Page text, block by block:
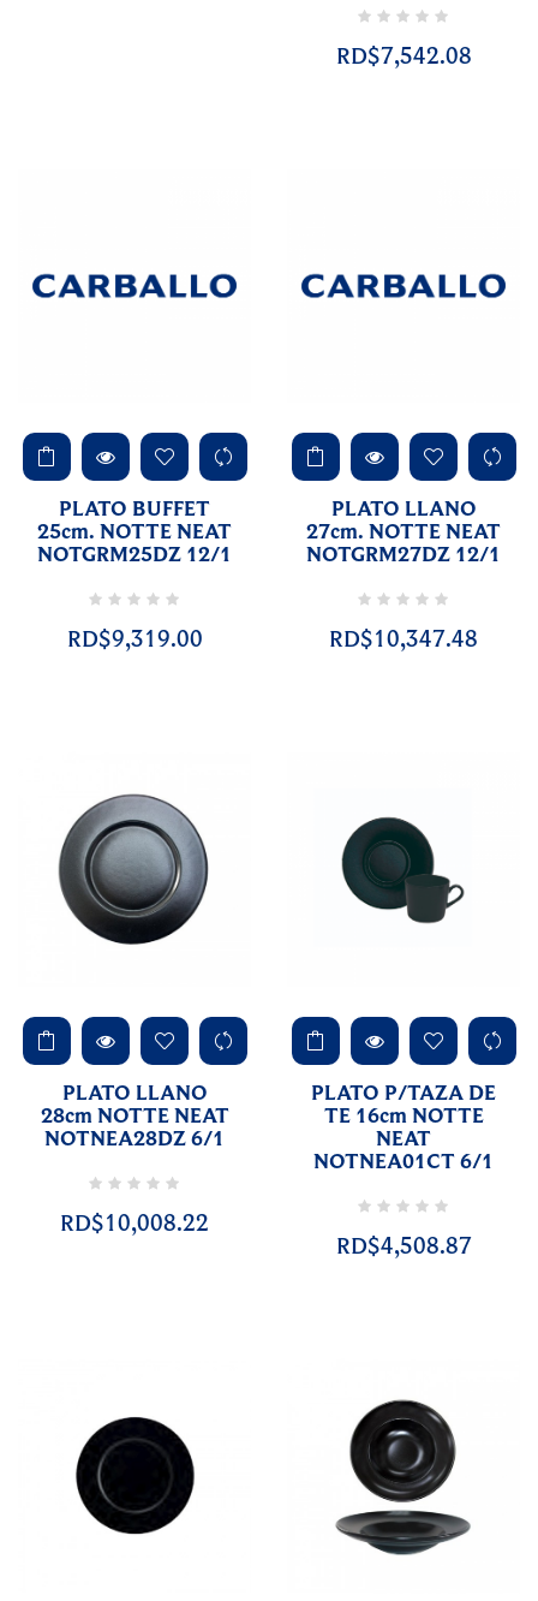
RD$7,542.08
PLATO BUFFET
25cm. NOTTE NEAT
NOTGRM25DZ 12/1
RD$9,319.00
PLATO LLANO
27cm. NOTTE NEAT
NOTGRM27DZ 12/1
RD$10,347.48
PLATO LLANO
28cm NOTTE NEAT
NOTNEA28DZ 6/1
RD$10,008.22
PLATO P/TAZA DE
TE 16cm NOTTE
NEAT
NOTNEA01CT 6/1
RD$4,508.87